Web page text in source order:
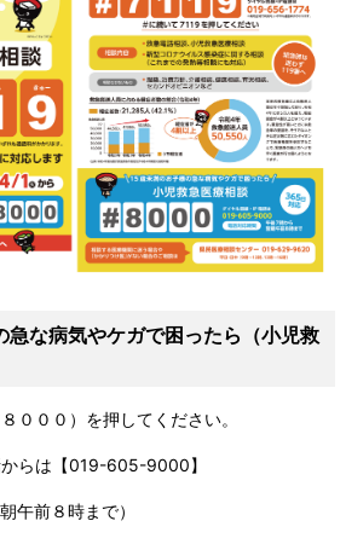
急な病気やケガで困ったら（小児救
０００）を押してください。
らは【019-605-9000】
午前８時まで）